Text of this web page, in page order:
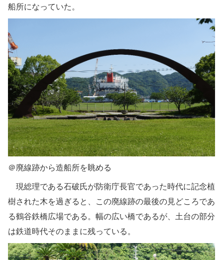
船所になっていた。
＠廃線跡から造船所を眺める
現総理である石破氏が防衛庁長官であった時代に記念植
樹された木を過ぎると、この廃線跡の最後の見どころであ
る鶴谷鉄橋広場である。幅の広い橋であるが、土台の部分
は鉄道時代そのままに残っている。